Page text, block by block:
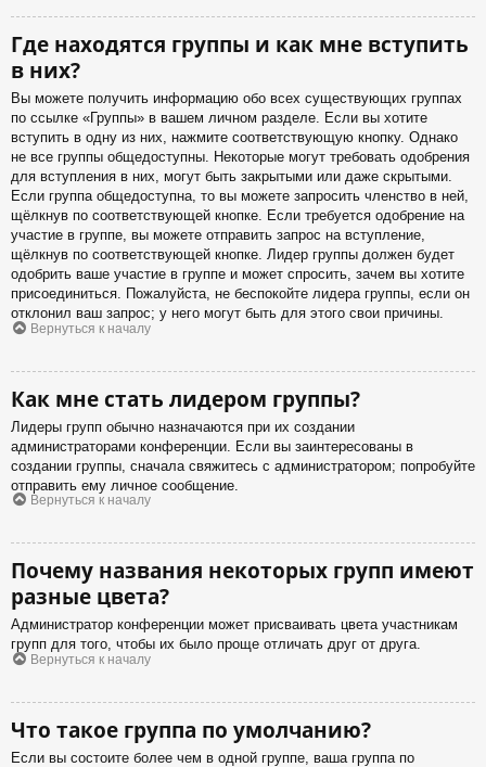
Где находятся группы и как мне вступить
в них?
Вы можете получить информацию обо всех существующих группах
по ссылке «Группы» в вашем личном разделе. Если вы хотите
вступить в одну из них, нажмите соответствующую кнопку. Однако
не все группы общедоступны. Некоторые могут требовать одобрения
для вступления в них, могут быть закрытыми или даже скрытыми.
Если группа общедоступна, то вы можете запросить членство в ней,
щёлкнув по соответствующей кнопке. Если требуется одобрение на
участие в группе, вы можете отправить запрос на вступление,
щёлкнув по соответствующей кнопке. Лидер группы должен будет
одобрить ваше участие в группе и может спросить, зачем вы хотите
присоединиться. Пожалуйста, не беспокойте лидера группы, если он
отклонил ваш запрос; у него могут быть для этого свои причины.
Вернуться к началу
Как мне стать лидером группы?
Лидеры групп обычно назначаются при их создании
администраторами конференции. Если вы заинтересованы в
создании группы, сначала свяжитесь с администратором; попробуйте
отправить ему личное сообщение.
Вернуться к началу
Почему названия некоторых групп имеют
разные цвета?
Администратор конференции может присваивать цвета участникам
групп для того, чтобы их было проще отличать друг от друга.
Вернуться к началу
Что такое группа по умолчанию?
Если вы состоите более чем в одной группе, ваша группа по